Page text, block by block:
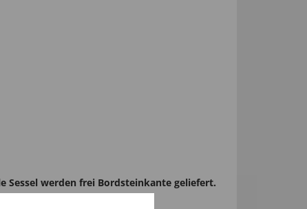
Sessel werden frei Bordsteinkante geliefert.